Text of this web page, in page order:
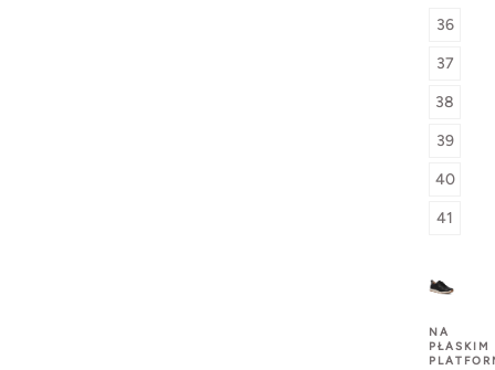
36
37
38
39
40
41
NA
PŁASKIM